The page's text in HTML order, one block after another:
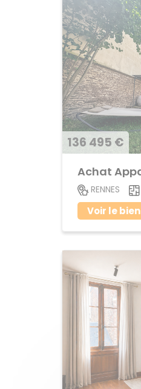
136 495 €
RENNES
Voir le bien